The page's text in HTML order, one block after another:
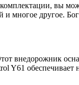
вы
другое.
внедорожник
Y61